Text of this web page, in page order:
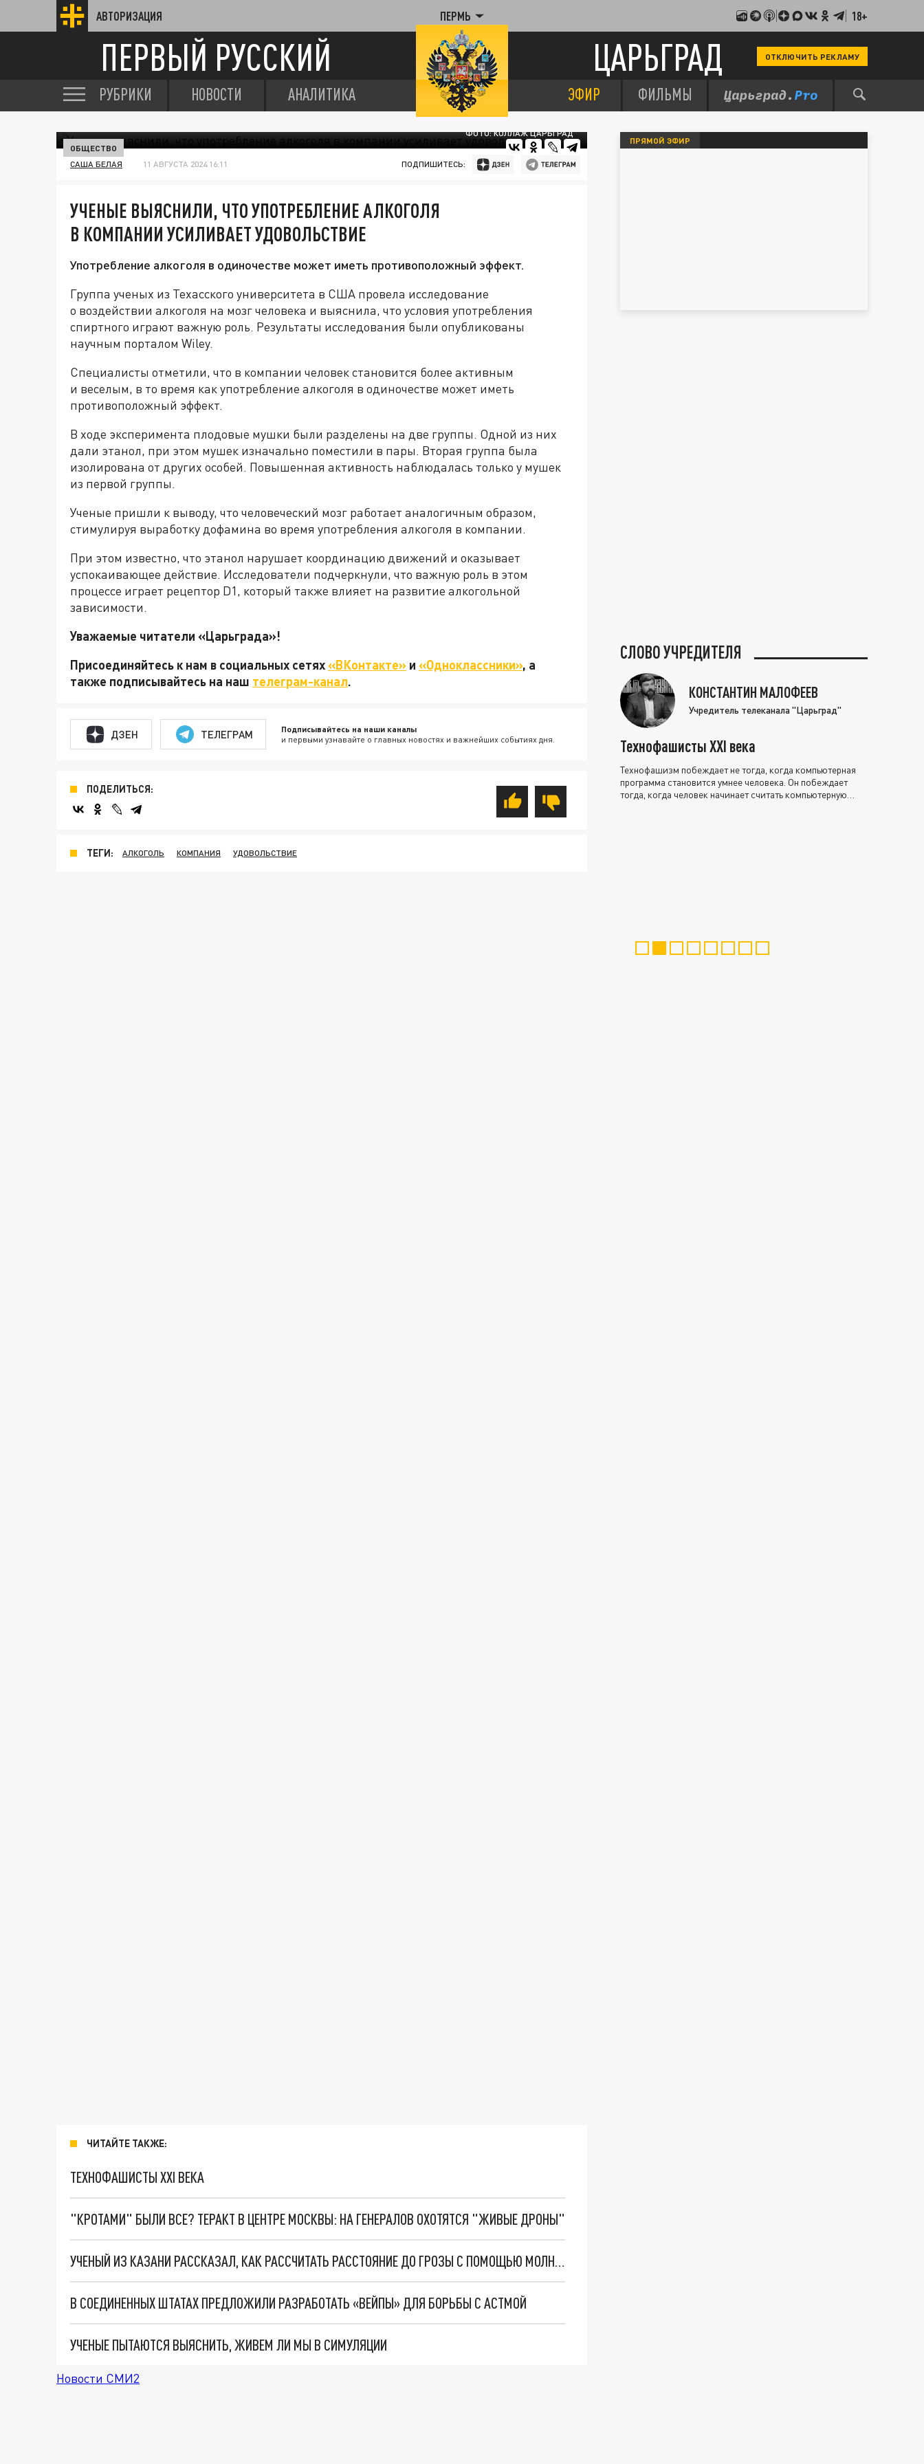
АВТОРИЗАЦИЯ ПЕРМЬ 18+
ПЕРВЫЙ РУССКИЙ ЦАРЬГРАД ОТКЛЮЧИТЬ РЕКЛАМУ
РУБРИКИ НОВОСТИ АНАЛИТИКА ЭФИР ФИЛЬМЫ
ФОТО: КОЛЛАЖ ЦАРЬГРАД
ОБЩЕСТВО
САША БЕЛАЯ 11 АВГУСТА 2024 16:11 ПОДПИШИТЕСЬ:
УЧЕНЫЕ ВЫЯСНИЛИ, ЧТО УПОТРЕБЛЕНИЕ АЛКОГОЛЯ
В КОМПАНИИ УСИЛИВАЕТ УДОВОЛЬСТВИЕ
Употребление алкоголя в одиночестве может иметь противоположный эффект.
Группа ученых из Техасского университета в США провела исследование
о воздействии алкоголя на мозг человека и выяснила, что условия употребления
спиртного играют важную роль. Результаты исследования были опубликованы
научным порталом Wiley.
Специалисты отметили, что в компании человек становится более активным
и веселым, в то время как употребление алкоголя в одиночестве может иметь
противоположный эффект.
В ходе эксперимента плодовые мушки были разделены на две группы. Одной из них
дали этанол, при этом мушек изначально поместили в пары. Вторая группа была
изолирована от других особей. Повышенная активность наблюдалась только у мушек
из первой группы.
Ученые пришли к выводу, что человеческий мозг работает аналогичным образом,
стимулируя выработку дофамина во время употребления алкоголя в компании.
При этом известно, что этанол нарушает координацию движений и оказывает
успокаивающее действие. Исследователи подчеркнули, что важную роль в этом
процессе играет рецептор D1, который также влияет на развитие алкогольной
зависимости.
Уважаемые читатели «Царьграда»!
Присоединяйтесь к нам в социальных сетях«ВКонтакте» и «Одноклассники», а
также подписывайтесь на наш телеграм-канал.
ДЗЕН ТЕЛЕГРАМ Подписывайтесь на наши каналы
и первыми узнавайте о главных новостях и важнейших событиях дня.
ПОДЕЛИТЬСЯ:
ТЕГИ: АЛКОГОЛЬ КОМПАНИЯ УДОВОЛЬСТВИЕ
ЧИТАЙТЕ ТАКЖЕ:
ТЕХНОФАШИСТЫ XXI ВЕКА
"КРОТАМИ" БЫЛИ ВСЕ? ТЕРАКТ В ЦЕНТРЕ МОСКВЫ: НА ГЕНЕРАЛОВ ОХОТЯТСЯ "ЖИВЫЕ ДРОНЫ"
УЧЕНЫЙ ИЗ КАЗАНИ РАССКАЗАЛ, КАК РАССЧИТАТЬ РАССТОЯНИЕ ДО ГРОЗЫ С ПОМОЩЬЮ МОЛНИИ И ГРОМА
В СОЕДИНЕННЫХ ШТАТАХ ПРЕДЛОЖИЛИ РАЗРАБОТАТЬ «ВЕЙПЫ» ДЛЯ БОРЬБЫ С АСТМОЙ
УЧЕНЫЕ ПЫТАЮТСЯ ВЫЯСНИТЬ, ЖИВЕМ ЛИ МЫ В СИМУЛЯЦИИ
Новости СМИ2
ПРЯМОЙ ЭФИР
СЛОВО УЧРЕДИТЕЛЯ
КОНСТАНТИН МАЛОФЕЕВ
Учредитель телеканала "Царьград"
Технофашисты XXI века
Технофашизм побеждает не тогда, когда компьютерная
программа становится умнее человека. Он побеждает
тогда, когда человек начинает считать компьютерную